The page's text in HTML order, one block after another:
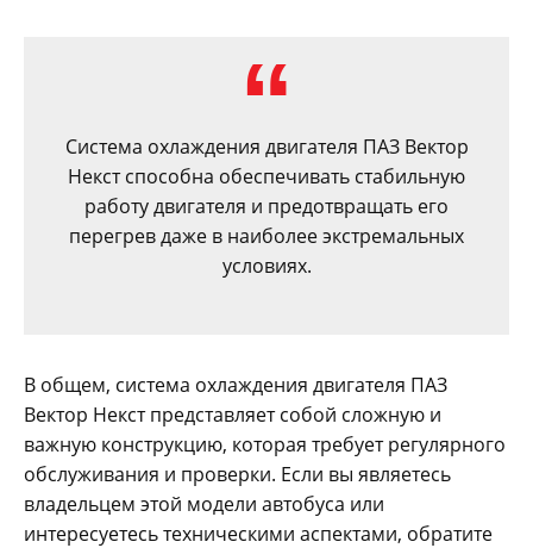
Система охлаждения двигателя ПАЗ Вектор
Некст способна обеспечивать стабильную
работу двигателя и предотвращать его
перегрев даже в наиболее экстремальных
условиях.
В общем, система охлаждения двигателя ПАЗ
Вектор Некст представляет собой сложную и
важную конструкцию, которая требует регулярного
обслуживания и проверки. Если вы являетесь
владельцем этой модели автобуса или
интересуетесь техническими аспектами, обратите